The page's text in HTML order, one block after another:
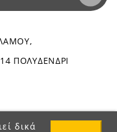
δικά
ΠΟΛΥΔΕΝΔΡΙ